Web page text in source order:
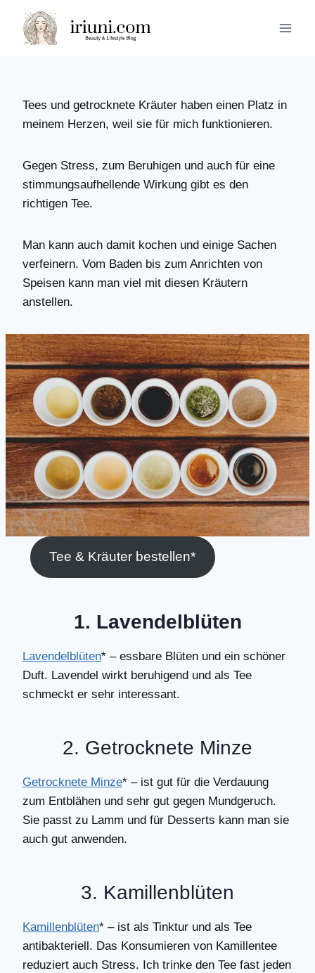
Inhalt
springen
Tees und getrocknete Kräuter haben einen Platz in
meinem Herzen, weil sie für mich funktionieren.
Gegen Stress, zum Beruhigen und auch für eine
stimmungsaufhellende Wirkung gibt es den
richtigen Tee.
Man kann auch damit kochen und einige Sachen
verfeinern. Vom Baden bis zum Anrichten von
Speisen kann man viel mit diesen Kräutern
anstellen.
Tee & Kräuter bestellen*
1. Lavendelblüten
Lavendelblüten* – essbare Blüten und ein schöner
Duft. Lavendel wirkt beruhigend und als Tee
schmeckt er sehr interessant.
2. Getrocknete Minze
Getrocknete Minze* – ist gut für die Verdauung
zum Entblähen und sehr gut gegen Mundgeruch.
Sie passt zu Lamm und für Desserts kann man sie
auch gut anwenden.
3. Kamillenblüten
Kamillenblüten* – ist als Tinktur und als Tee
antibakteriell. Das Konsumieren von Kamillentee
reduziert auch Stress. Ich trinke den Tee fast jeden